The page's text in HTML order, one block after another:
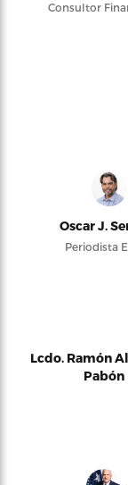
Consultor
Oscar J.
Periodista
Lcdo. Ramón
Pabón